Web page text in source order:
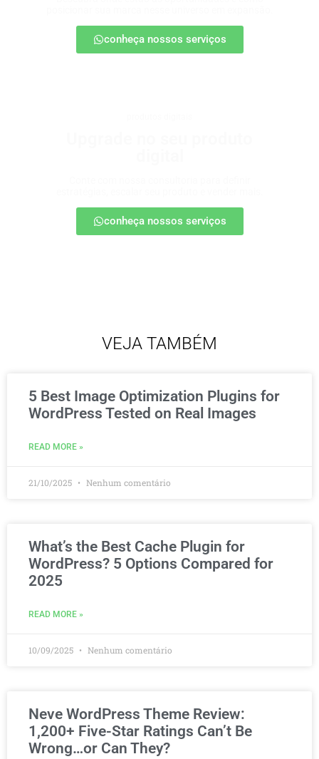
conheça nossos serviços
conheça nossos serviços
VEJA TAMBÉM
5 Best Image Optimization Plugins for
WordPress Tested on Real Images
READ MORE »
21/10/2025 Nenhum comentário
What’s the Best Cache Plugin for
WordPress? 5 Options Compared for
2025
READ MORE »
10/09/2025 Nenhum comentário
Neve WordPress Theme Review:
1,200+ Five-Star Ratings Can’t Be
Wrong…or Can They?